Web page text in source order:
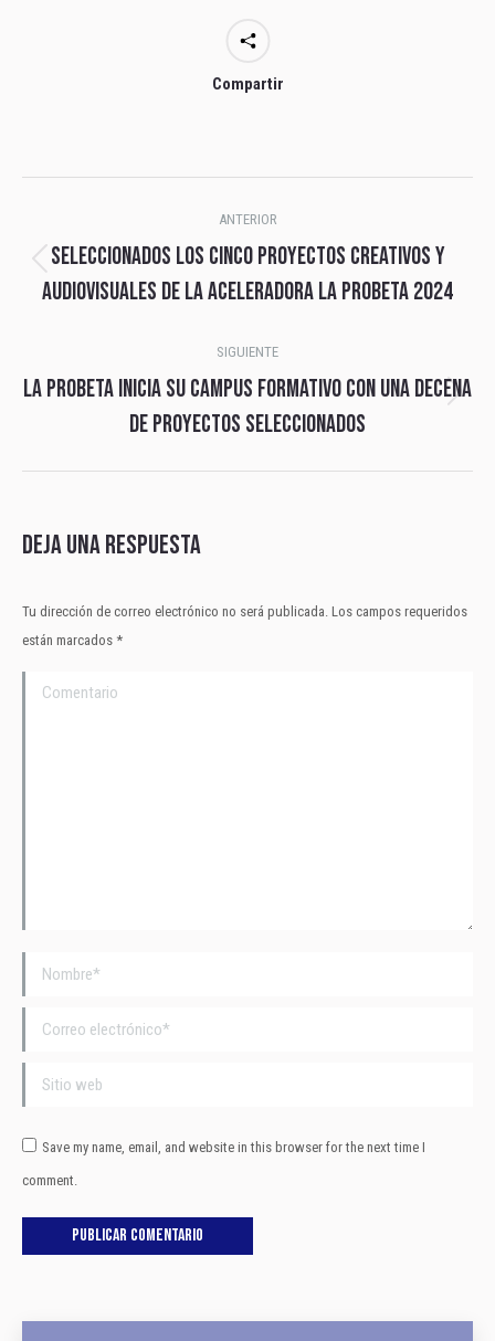
Compartir
entre
publicaciones
ANTERIOR
Seleccionados los cinco proyectos creativos y
audiovisuales de la aceleradora La Probeta 2024
SIGUIENTE
La probeta inicia su Campus Formativo con una decena
de proyectos seleccionados
Deja una respuesta
Tu dirección de correo electrónico no será publicada. Los campos requeridos
están marcados *
Comentario
Nombre *
Correo electrónico *
Sitio web
Save my name, email, and website in this browser for the next time I
comment.
Publicar comentario